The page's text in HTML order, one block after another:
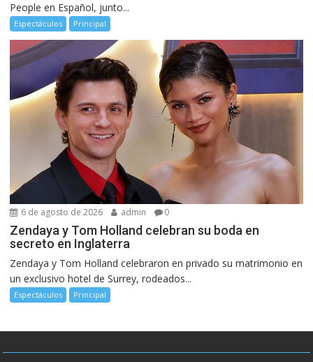
People en Español, junto...
Espectáculos Principal
6 de agosto de 2026 admin 0
Zendaya y Tom Holland celebran su boda en
secreto en Inglaterra
Zendaya y Tom Holland celebraron en privado su matrimonio en
un exclusivo hotel de Surrey, rodeados...
Espectáculos Principal